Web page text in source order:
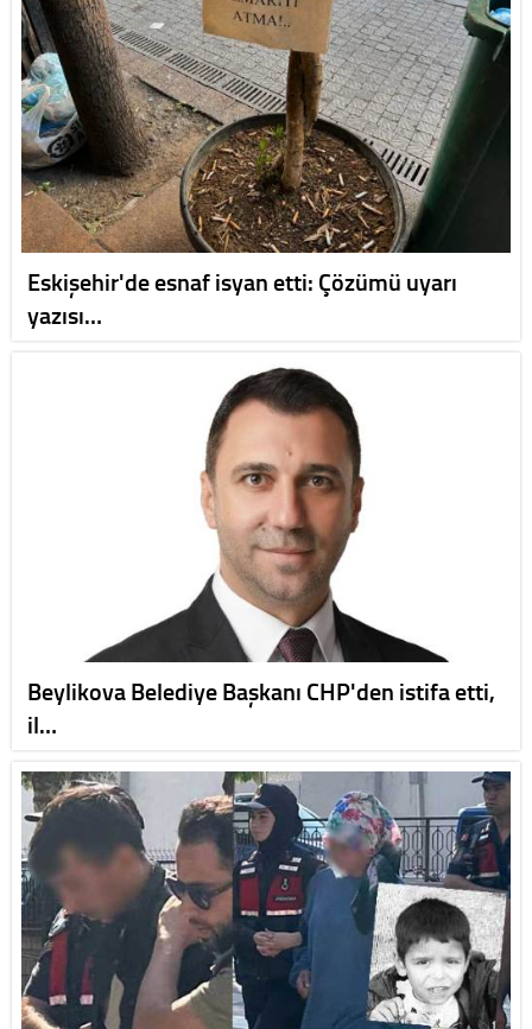
Eskişehir'de esnaf isyan etti: Çözümü uyarı
yazısı…
Beylikova Belediye Başkanı CHP'den istifa etti,
il…